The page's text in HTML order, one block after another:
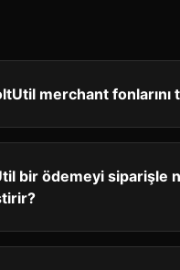
merchant fonlarını
bir ödemeyi siparişle